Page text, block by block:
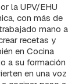
la UPV/EHU
con más de
mano a
recetas y
en Cocina
a su formación
en una voz